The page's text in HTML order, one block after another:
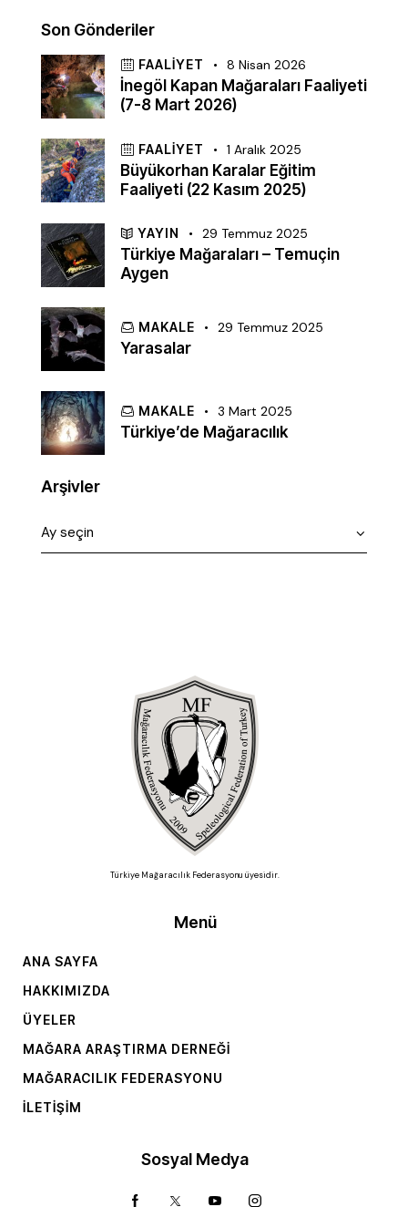
Son Gönderiler
FAALIYET 8 Nisan 2026
İnegöl Kapan Mağaraları Faaliyeti
(7-8 Mart 2026)
FAALIYET 1 Aralık 2025
Büyükorhan Karalar Eğitim
Faaliyeti (22 Kasım 2025)
YAYIN 29 Temmuz 2025
Türkiye Mağaraları – Temuçin
Aygen
MAKALE 29 Temmuz 2025
Yarasalar
MAKALE 3 Mart 2025
Türkiye’de Mağaracılık
Arşivler
Türkiye Mağaracılık Federasyonu üyesidir.
Menü
ANA SAYFA
HAKKIMIZDA
ÜYELER
MAĞARA ARAŞTIRMA DERNEĞI
MAĞARACILIK FEDERASYONU
İLETIŞIM
Sosyal Medya